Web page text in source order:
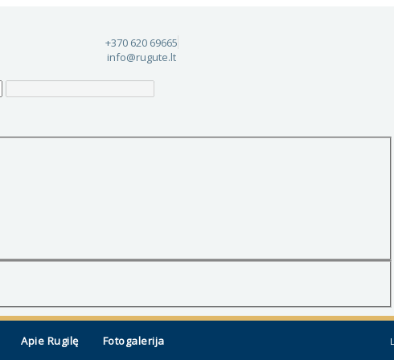
+370 620 69665
info@rugute.lt
Apie Rugilę Fotogalerija